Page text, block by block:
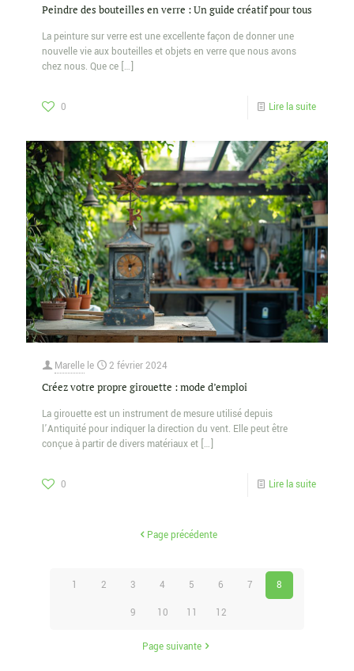
Peindre des bouteilles en verre : Un guide créatif pour tous
La peinture sur verre est une excellente façon de donner une
nouvelle vie aux bouteilles et objets en verre que nous avons
chez nous. Que ce […]
0 Lire la suite
Marelle le 2 février 2024
Créez votre propre girouette : mode d’emploi
La girouette est un instrument de mesure utilisé depuis
l’Antiquité pour indiquer la direction du vent. Elle peut être
conçue à partir de divers matériaux et […]
0 Lire la suite
Page précédente
1 2 3 4 5 6 7 8
9 10 11 12
Page suivante